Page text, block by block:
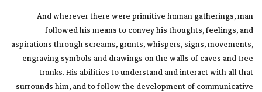
And wherever there were primitive human gatherings, man
followed his means to convey his thoughts, feelings, and
aspirations through screams, grunts, whispers, signs, movements,
engraving symbols and drawings on the walls of caves and tree
trunks. His abilities to understand and interact with all that
surrounds him, and to follow the development of communicative